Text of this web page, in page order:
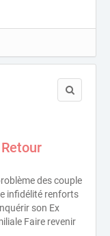
des couple
infidélité renforts
son Ex
Faire revenir